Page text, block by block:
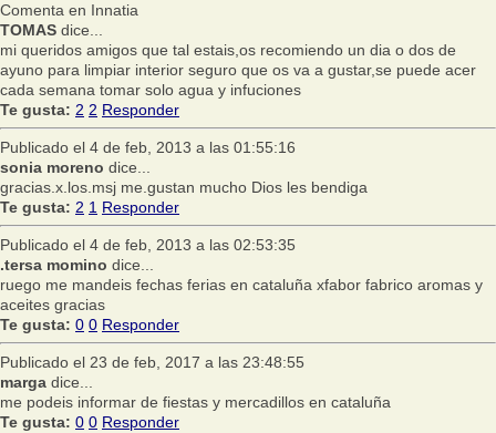
Comenta en Innatia
TOMAS dice...
mi queridos amigos que tal estais,os recomiendo un dia o dos de
ayuno para limpiar interior seguro que os va a gustar,se puede acer
cada semana tomar solo agua y infuciones
Te gusta: 2 2 Responder
Publicado el 4 de feb, 2013 a las 01:55:16
sonia moreno dice...
gracias.x.los.msj me.gustan mucho Dios les bendiga
Te gusta: 2 1 Responder
Publicado el 4 de feb, 2013 a las 02:53:35
.tersa momino dice...
ruego me mandeis fechas ferias en cataluña xfabor fabrico aromas y
aceites gracias
Te gusta: 0 0 Responder
Publicado el 23 de feb, 2017 a las 23:48:55
marga dice...
me podeis informar de fiestas y mercadillos en cataluña
Te gusta: 0 0 Responder